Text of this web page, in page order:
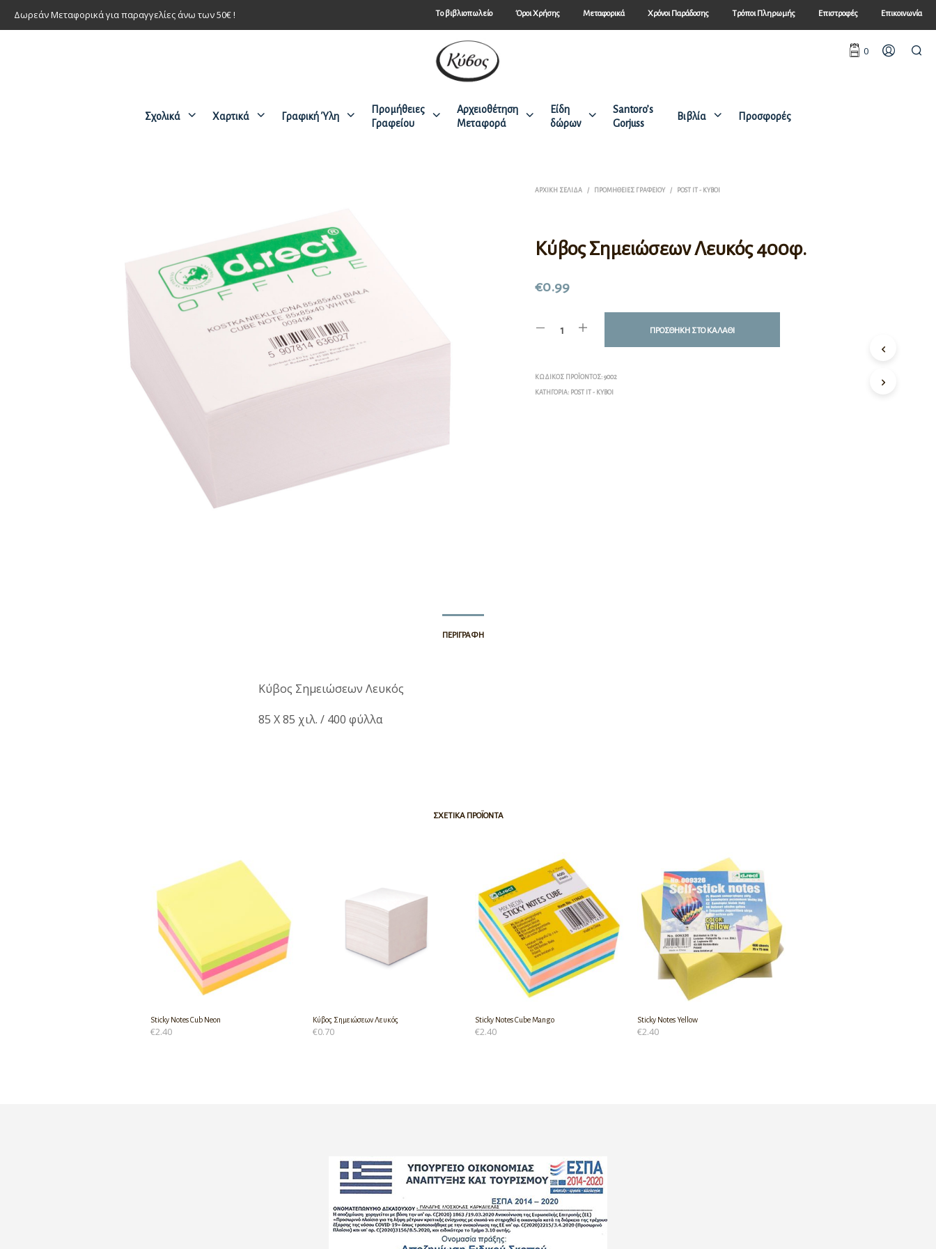
Δωρεάν Μεταφορικά για παραγγελίες άνω των 50€ ! Tο βιβλιοπωλείο Όροι Χρήσης Μεταφορικά Χρόνοι Παράδοσης Τρόποι Πληρωμής Επιστροφές Επικοινωνία
Σχολικά Χαρτικά Γραφική Ύλη
Προμήθειες
Γραφείου
Αρχειοθέτηση
Μεταφορά
Είδη
δώρων
Santoro’s
Gorjuss
Βιβλία Προσφορές
0
ΑΡΧΙΚΉ ΣΕΛΊΔΑ / ΠΡΟΜΉΘΕΙΕΣ ΓΡΑΦΕΊΟΥ / POST IT - ΚΎΒΟΙ
Κύβος Σημειώσεων Λευκός 400φ.
€0.99
ΠΡΟΣΘΉΚΗ ΣΤΟ ΚΑΛΆΘΙ
ΚΩΔΙΚΌΣ ΠΡΟΪΌΝΤΟΣ:9002
ΚΑΤΗΓΟΡΊΑ: POST IT - ΚΎΒΟΙ
ΠΕΡΙΓΡΑΦΉ
Κύβος Σημειώσεων Λευκός
85 Χ 85 χιλ. / 400 φύλλα
ΣΧΕΤΙΚΆ ΠΡΟΪΌΝΤΑ
Sticky Notes Cub Neon
€2.40
Κύβος Σημειώσεων Λευκός
€0.70
Sticky Notes Cube Mango
€2.40
Sticky Notes Yellow
€2.40